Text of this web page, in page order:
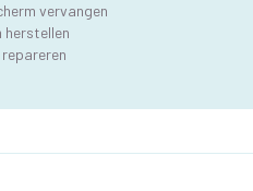
vervangen
herstellen